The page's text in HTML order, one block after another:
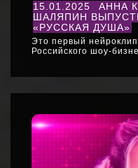
15.01.2025
АННА
ШАЛЯПИН
«РУССКАЯ ДУША»
Это первый
Российского шоу-